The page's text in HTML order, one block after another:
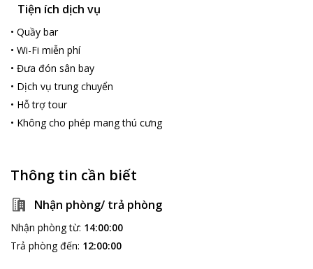
Tiện ích dịch vụ
• Quầy bar
• Wi-Fi miễn phí
• Đưa đón sân bay
• Dịch vụ trung chuyển
• Hỗ trợ tour
• Không cho phép mang thú cưng
Thông tin cần biết
Nhận phòng/ trả phòng
Nhận phòng từ: 14:00:00
Trả phòng đến: 12:00:00